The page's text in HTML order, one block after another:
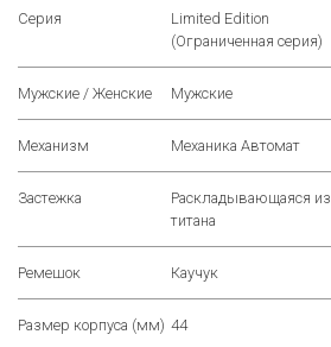
Серия
Limited Edition
(Ограниченная серия)
Мужские / Женские Мужские
Механизм Механика Автомат
Застежка
Раскладывающаяся из
титана
Ремешок Каучук
Размер корпуса (мм) 44